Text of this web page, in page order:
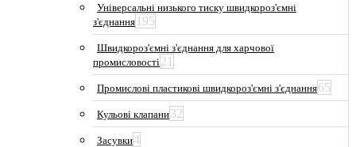
Універсальні низького тиску швидкороз'ємні
з'єднання 195
Швидкороз'ємні з'єднання для харчової
промисловості 21
Промислові пластикові швидкороз'ємні з'єднання65
Кульові клапани32
Засувки4